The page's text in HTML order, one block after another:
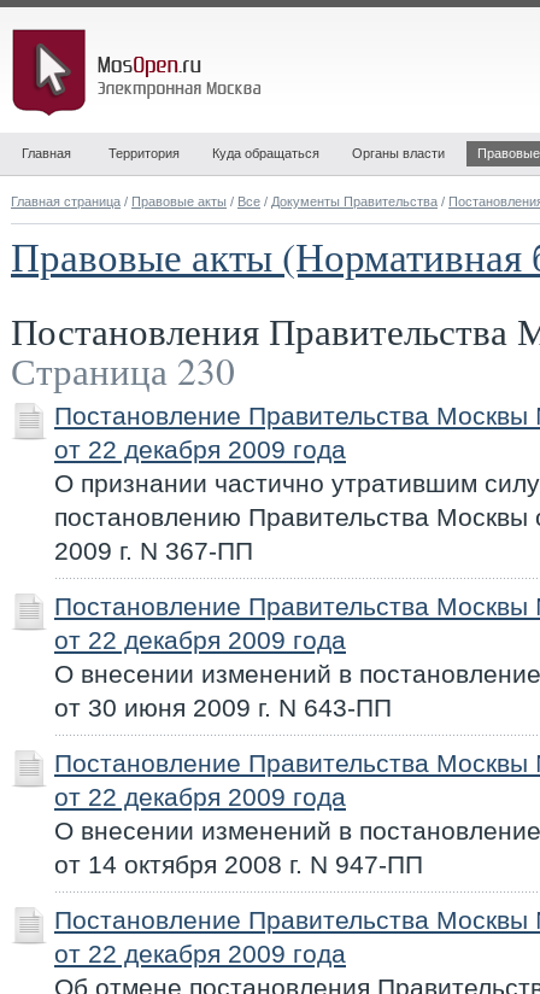
Главная Территория Куда обращаться Органы власти
Главная страница / Правовые акты / Все / Документы Правительства /
Правовые акты (Нормативная
Постановления
Страница 230
Постановление Правительства
от 22 декабря 2009 года
О признании частично утратившим
постановлению Правительства Москвы
2009 г. N 367-ПП
Постановление Правительства
от 22 декабря 2009 года
О внесении изменений в
от 30 июня 2009 г. N 643-ПП
Постановление Правительства
от 22 декабря 2009 года
О внесении изменений в
от 14 октября 2008 г. N 947-ПП
Постановление Правительства
от 22 декабря 2009 года
Об отмене постановления